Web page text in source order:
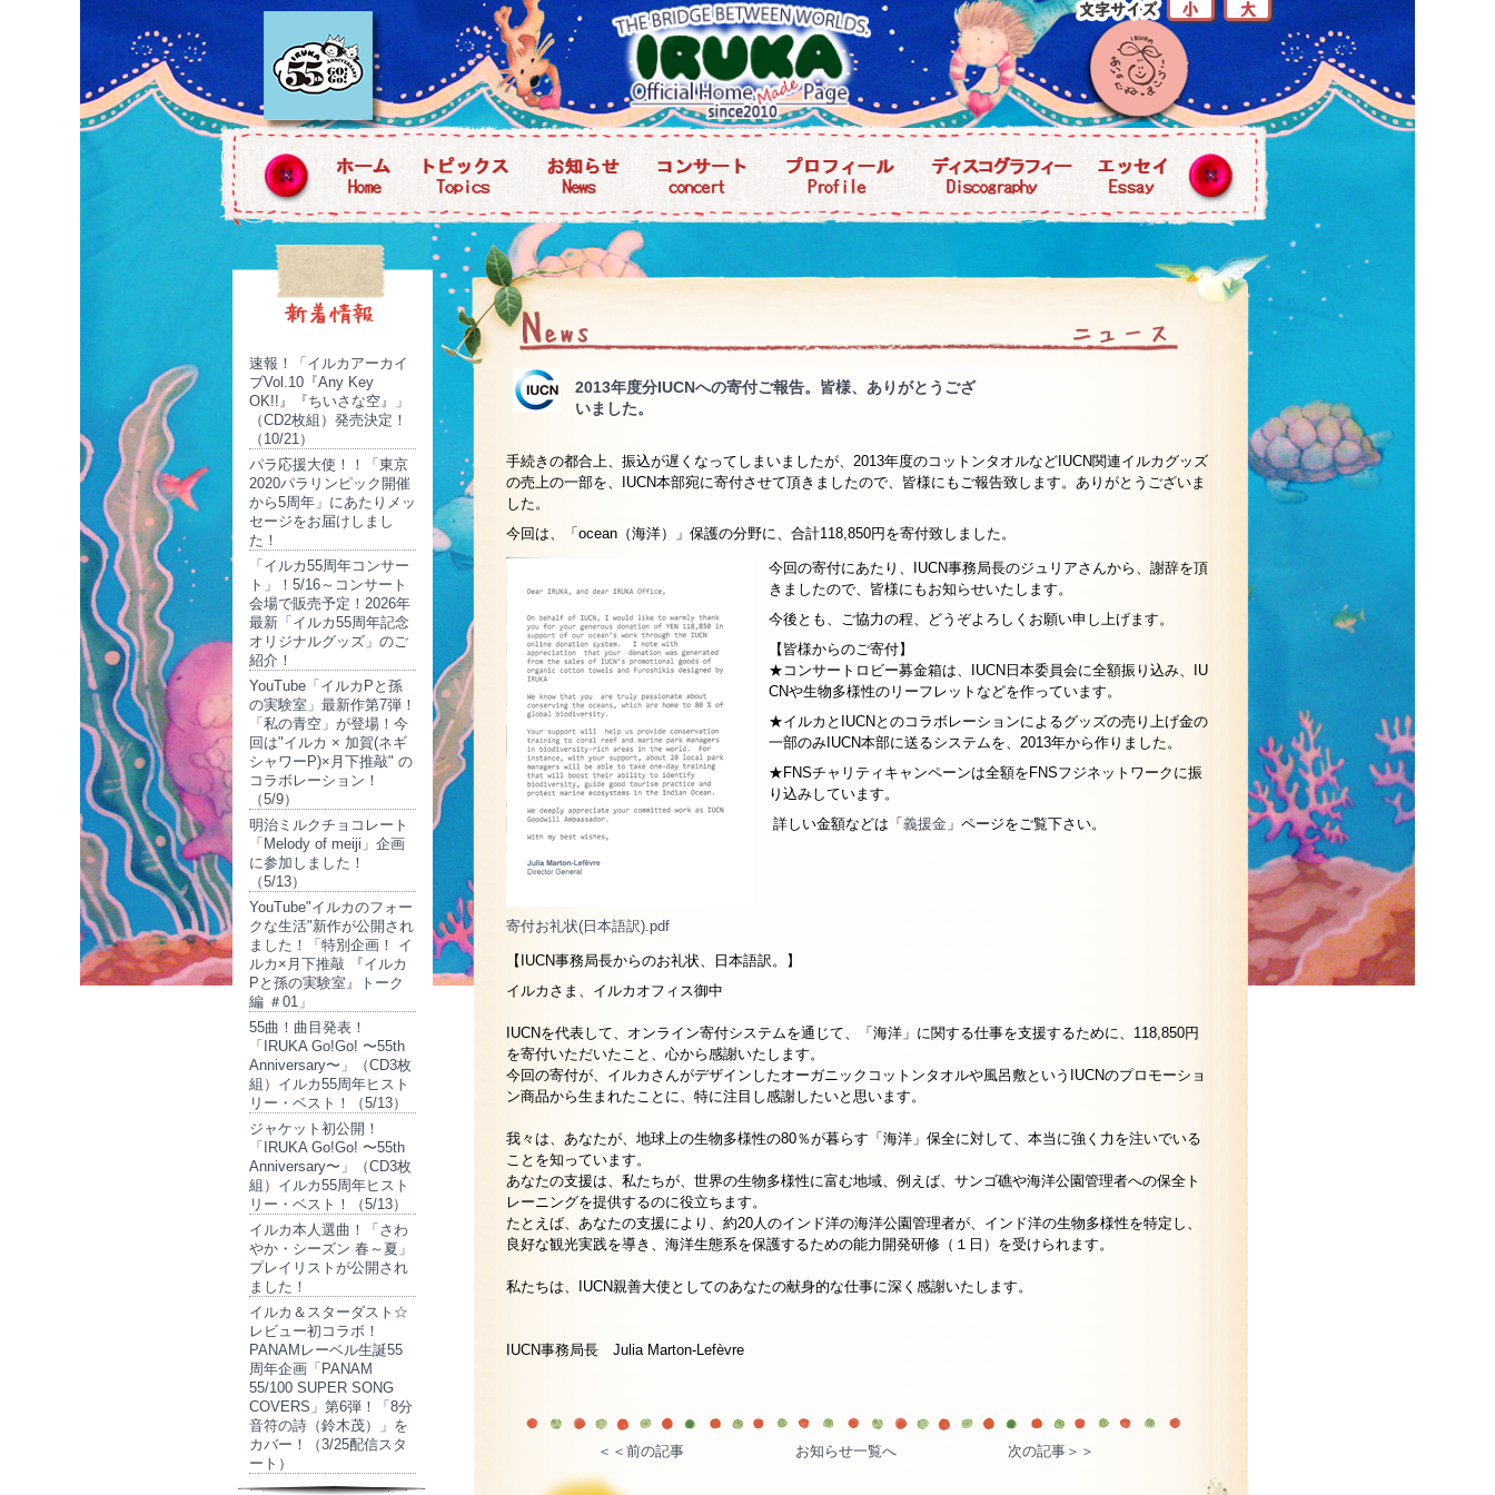
速報！「イルカアーカイ
ブVol.10『Any Key
OK!!』『ちいさな空』」
（CD2枚組）発売決定！
（10/21）
パラ応援大使！！「東京
2020パラリンピック開催
から5周年」にあたりメッ
セージをお届けしまし
た！
「イルカ55周年コンサー
ト」！5/16～コンサート
会場で販売予定！2026年
最新「イルカ55周年記念
オリジナルグッズ」のご
紹介！
YouTube「イルカPと孫
の実験室」最新作第7弾！
「私の青空」が登場！今
回は"イルカ × 加賀(ネギ
シャワーP)×月下推敲" の
コラボレーション！
（5/9）
明治ミルクチョコレート
「Melody of meiji」企画
に参加しました！
（5/13）
YouTube"イルカのフォー
クな生活"新作が公開され
ました！「特別企画！ イ
ルカ×月下推敲 『イルカ
Pと孫の実験室』トーク
編 ＃01」
55曲！曲目発表！
「IRUKA Go!Go! 〜55th
Anniversary〜」（CD3枚
組）イルカ55周年ヒスト
リー・ベスト！（5/13）
ジャケット初公開！
「IRUKA Go!Go! 〜55th
Anniversary〜」（CD3枚
組）イルカ55周年ヒスト
リー・ベスト！（5/13）
イルカ本人選曲！「さわ
やか・シーズン 春～夏」
プレイリストが公開され
ました！
イルカ＆スターダスト☆
レビュー初コラボ！
PANAMレーベル生誕55
周年企画「PANAM
55/100 SUPER SONG
COVERS」第6弾！「8分
音符の詩（鈴木茂）」を
カバー！（3/25配信スタ
ート）
2013年度分IUCNへの寄付ご報告。皆様、ありがとうござ
いました。
手続きの都合上、振込が遅くなってしまいましたが、2013年度のコットンタオルなどIUCN関連イルカグッズ
の売上の一部を、IUCN本部宛に寄付させて頂きましたので、皆様にもご報告致します。ありがとうございま
した。
今回は、「ocean（海洋）」保護の分野に、合計118,850円を寄付致しました。
寄付お礼状(日本語訳).pdf
今回の寄付にあたり、IUCN事務局長のジュリアさんから、謝辞を頂
きましたので、皆様にもお知らせいたします。
今後とも、ご協力の程、どうぞよろしくお願い申し上げます。
【皆様からのご寄付】
★コンサートロビー募金箱は、IUCN日本委員会に全額振り込み、IU
CNや生物多様性のリーフレットなどを作っています。
★イルカとIUCNとのコラボレーションによるグッズの売り上げ金の
一部のみIUCN本部に送るシステムを、2013年から作りました。
★FNSチャリティキャンペーンは全額をFNSフジネットワークに振
り込みしています。
詳しい金額などは「 義援金 」ページをご覧下さい。
【IUCN事務局長からのお礼状、日本語訳。】
イルカさま、イルカオフィス御中
IUCNを代表して、オンライン寄付システムを通じて、「海洋」に関する仕事を支援するために、118,850円
を寄付いただいたこと、心から感謝いたします。
今回の寄付が、イルカさんがデザインしたオーガニックコットンタオルや風呂敷というIUCNのプロモーショ
ン商品から生まれたことに、特に注目し感謝したいと思います。
我々は、あなたが、地球上の生物多様性の80％が暮らす「海洋」保全に対して、本当に強く力を注いでいる
ことを知っています。
あなたの支援は、私たちが、世界の生物多様性に富む地域、例えば、サンゴ礁や海洋公園管理者への保全ト
レーニングを提供するのに役立ちます。
たとえば、あなたの支援により、約20人のインド洋の海洋公園管理者が、インド洋の生物多様性を特定し、
良好な観光実践を導き、海洋生態系を保護するための能力開発研修（１日）を受けられます。
私たちは、IUCN親善大使としてのあなたの献身的な仕事に深く感謝いたします。
IUCN事務局長 Julia Marton-Lefèvre
＜＜前の記事 お知らせ一覧へ 次の記事＞＞